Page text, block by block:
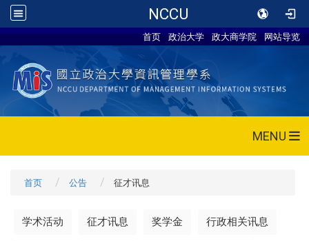
NCCU
首页 政治大学 政大商学院 网站导览
MENU
首页 公告 征才讯息
学术活动 征才讯息 奖学金 行政相关讯息